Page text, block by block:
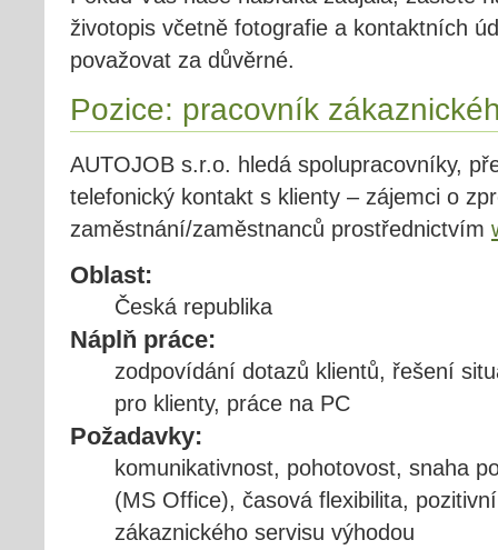
životopis včetně fotografie a kontaktních
považovat za důvěrné.
Pozice: pracovník
AUTOJOB s.r.o. hledá spolupracovníky,
telefonický kontakt s klienty – zájemci o
zaměstnání/zaměstnanců prostřednictvím
Oblast:
Česká republika
Náplň práce:
zodpovídání dotazů klientů, řešení
pro klienty, práce na PC
Požadavky:
komunikativnost, pohotovost, snaha
(MS Office), časová flexibilita,
zákaznického servisu výhodou